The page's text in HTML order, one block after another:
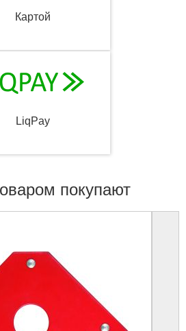
Картой
LiqPay
покупают